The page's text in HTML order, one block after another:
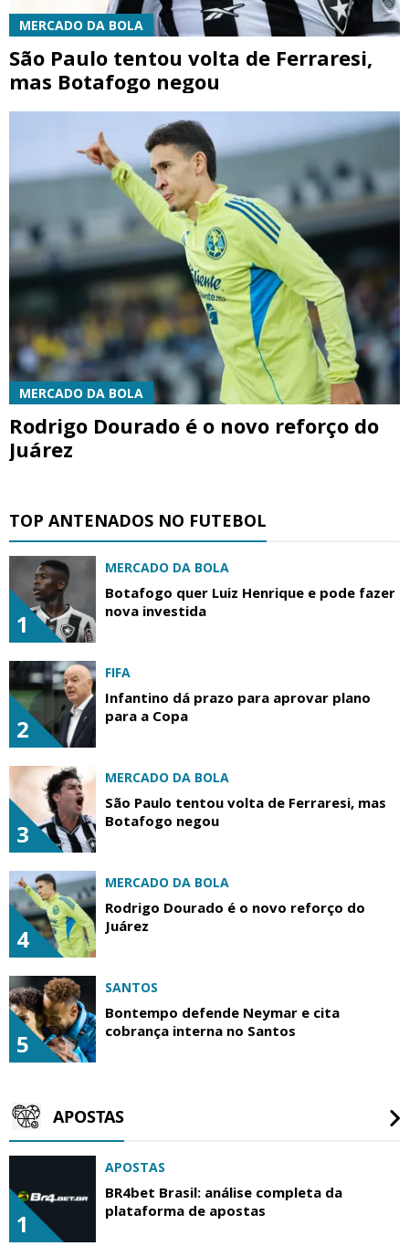
MERCADO DA BOLA
São Paulo tentou volta de Ferraresi,
mas Botafogo negou
MERCADO DA BOLA
Rodrigo Dourado é o novo reforço do
Juárez
TOP ANTENADOS NO FUTEBOL
1
MERCADO DA BOLA
Botafogo quer Luiz Henrique e pode fazer
nova investida
2
FIFA
Infantino dá prazo para aprovar plano
para a Copa
3
MERCADO DA BOLA
São Paulo tentou volta de Ferraresi, mas
Botafogo negou
4
MERCADO DA BOLA
Rodrigo Dourado é o novo reforço do
Juárez
5
SANTOS
Bontempo defende Neymar e cita
cobrança interna no Santos
APOSTAS
1
APOSTAS
BR4bet Brasil: análise completa da
plataforma de apostas